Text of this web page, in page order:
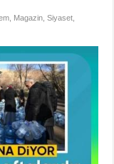
Magazin ,Siyaset